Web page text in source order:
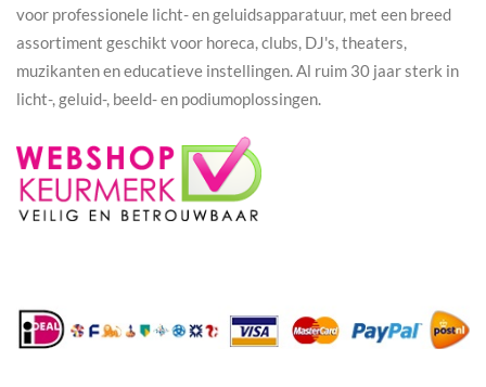
voor professionele licht- en geluidsapparatuur, met een breed
assortiment geschikt voor horeca, clubs, DJ's, theaters,
muzikanten en educatieve instellingen. Al ruim 30 jaar sterk in
licht-, geluid-, beeld- en podiumoplossingen.